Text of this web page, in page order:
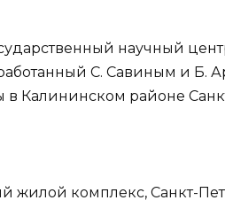
научный
С. Савиным и
в Калининском районе
жилой комплекс, Санкт-